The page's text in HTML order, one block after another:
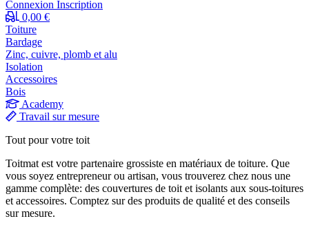
Connexion Inscription
0,00 €
Toiture
Bardage
Zinc, cuivre, plomb et alu
Isolation
Accessoires
Bois
Academy
Travail sur mesure
Tout pour votre toit
Toitmat est votre partenaire grossiste en matériaux de toiture. Que
vous soyez entrepreneur ou artisan, vous trouverez chez nous une
gamme complète: des couvertures de toit et isolants aux sous-toitures
et accessoires. Comptez sur des produits de qualité et des conseils
sur mesure.